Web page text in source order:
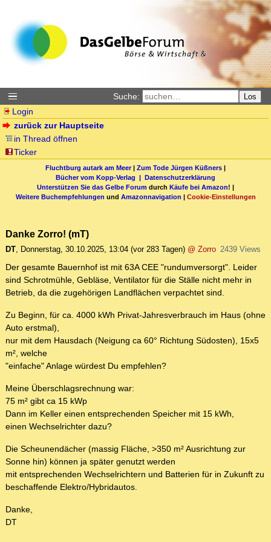
Suche: Los
Login
zurück zur Hauptseite
in Thread öffnen
Ticker
Fluchtburg autark am Meer| Zum Tode Jürgen Küßners |
Bücher vom Kopp-Verlag | Datenschutzerklärung
Unterstützen Sie das Gelbe Forum durch Käufe bei Amazon! |
Weitere Buchempfehlungen und Amazonnavigation | Cookie-Einstellungen
Danke Zorro! (mT)
DT, Donnerstag, 30.10.2025, 13:04 (vor 283 Tagen) @ Zorro 2439 Views
Der gesamte Bauernhof ist mit 63A CEE "rundumversorgt". Leider
sind Schrotmühle, Gebläse, Ventilator für die Ställe nicht mehr in
Betrieb, da die zugehörigen Landflächen verpachtet sind.
Zu Beginn, für ca. 4000 kWh Privat-Jahresverbrauch im Haus (ohne
Auto erstmal),
nur mit dem Hausdach (Neigung ca 60° Richtung Südosten), 15x5
m², welche
"einfache" Anlage würdest Du empfehlen?
Meine Überschlagsrechnung war:
75 m² gibt ca 15 kWp
Dann im Keller einen entsprechenden Speicher mit 15 kWh,
einen Wechselrichter dazu?
Die Scheunendächer (massig Fläche, >350 m² Ausrichtung zur
Sonne hin) können ja später genutzt werden
mit entsprechenden Wechselrichtern und Batterien für in Zukunft zu
beschaffende Elektro/Hybridautos.
Danke,
DT